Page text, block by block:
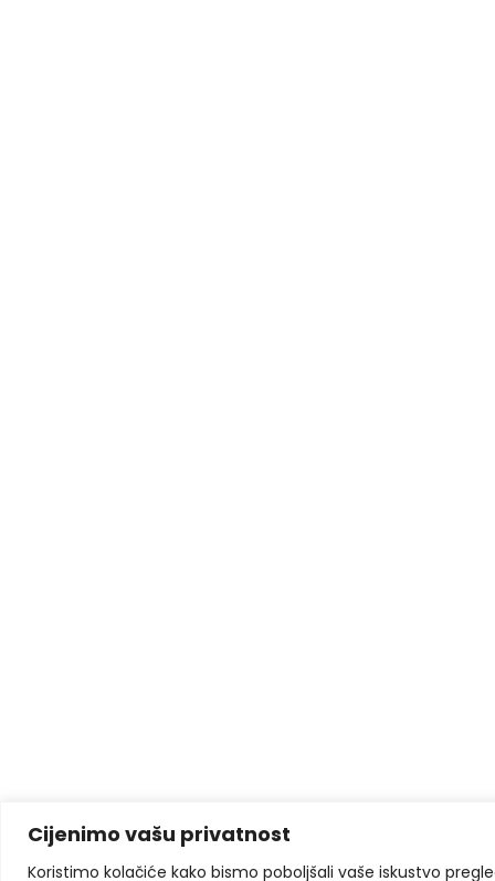
Cijenimo vašu privatnost
Koristimo kolačiće kako bismo poboljšali vaše iskustvo